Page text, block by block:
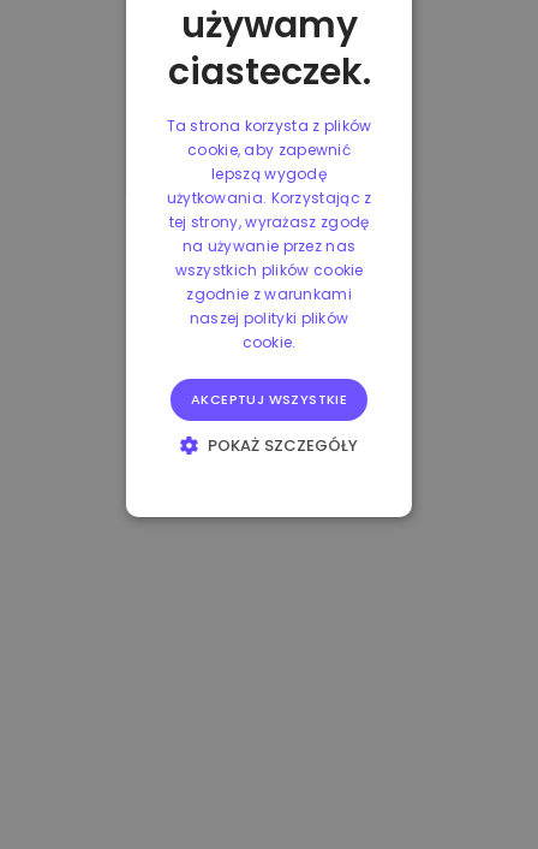
używamy
ciasteczek.
Ta strona korzysta z plików
cookie, aby zapewnić
lepszą wygodę
użytkowania. Korzystając z
tej strony, wyrażasz zgodę
na używanie przez nas
wszystkich plików cookie
zgodnie z warunkami
naszej polityki plików
cookie.
AKCEPTUJ WSZYSTKIE
POKAŻ SZCZEGÓŁY